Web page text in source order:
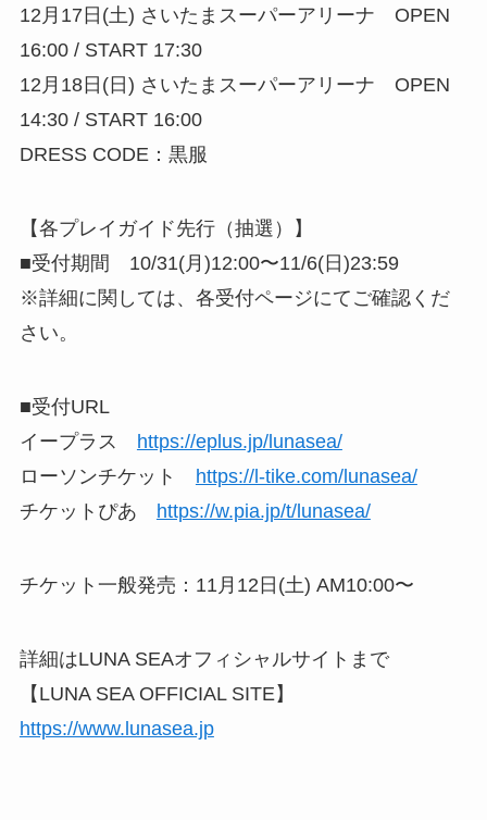
12月17日(土) さいたまスーパーアリーナ OPEN
16:00 / START 17:30
12月18日(日) さいたまスーパーアリーナ OPEN
14:30 / START 16:00
DRESS CODE：黒服
【各プレイガイド先行（抽選）】
■受付期間 10/31(月)12:00〜11/6(日)23:59
※詳細に関しては、各受付ページにてご確認くだ
さい。
■受付URL
イープラス https://eplus.jp/lunasea/
ローソンチケット https://l-tike.com/lunasea/
チケットぴあ https://w.pia.jp/t/lunasea/
チケット一般発売：11月12日(土) AM10:00〜
詳細はLUNA SEAオフィシャルサイトまで
【LUNA SEA OFFICIAL SITE】
https://www.lunasea.jp